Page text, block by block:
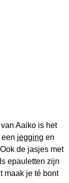
Aaiko is het
jegging en
de jasjes met
epauletten zijn
maak je té bont